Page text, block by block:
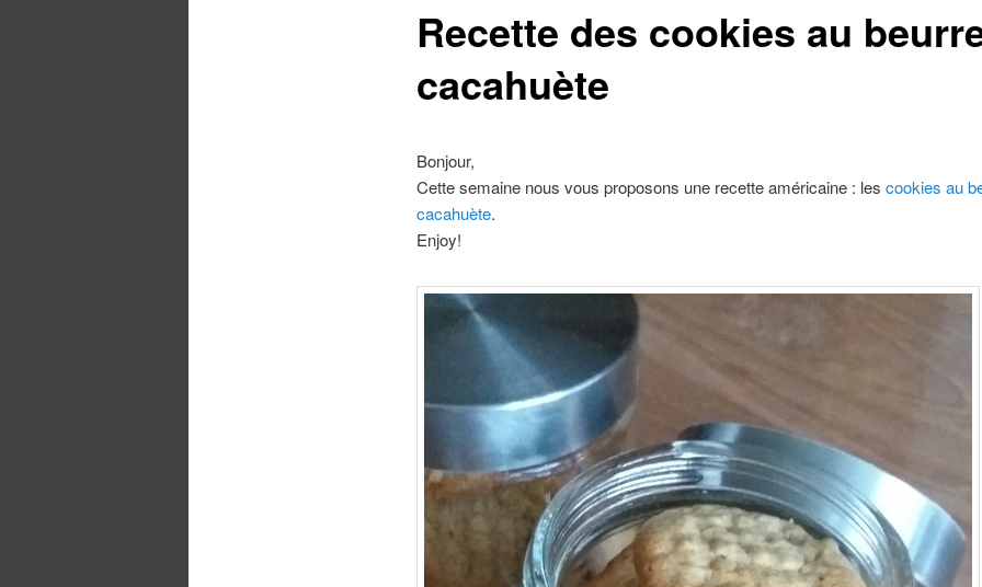
Recette des cookies au
cacahuète
Bonjour,
Cette semaine nous vous proposons une recette américaine : les cookies au
cacahuète.
Enjoy!